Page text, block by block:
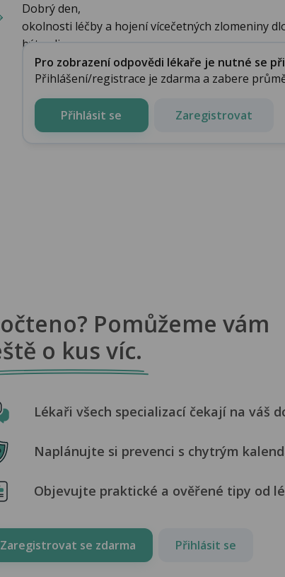
Dobrý den,
okolnosti léčby a hojení vícečetných zlomeniny
být ovliv...
Pro zobrazení odpovědi lékaře je nutné se
Přihlášení/registrace je zdarma a zabere
Přihlásit se Zaregistrovat
Pomůžeme vám
o kus víc.
Lékaři všech specializací čekají na váš
Naplánujte si prevenci s chytrým
Objevujte praktické a ověřené tipy od
Zaregistrovat se zdarma Přihlásit se